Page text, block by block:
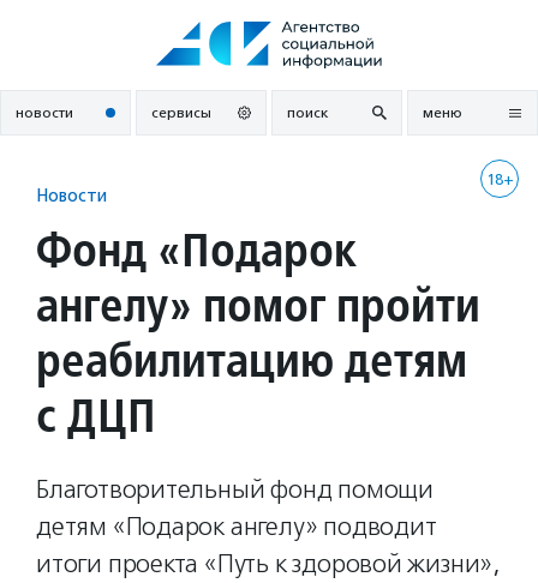
новости сервисы поиск меню
18+
Новости
Фонд «Подарок
ангелу» помог пройти
реабилитацию детям
с ДЦП
Благотворительный фонд помощи
детям «Подарок ангелу» подводит
итоги проекта «Путь к здоровой жизни»,